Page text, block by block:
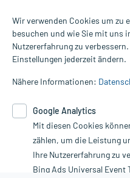
Alle Preise gelten inkl. MwSt.,
Informationen auf dieser
die Untersuchung und
Therapien eingeleitet werden
Google Analytics. Lesen Sie
unserer
nutzen Sie das Formular:
Wir verwenden Cookies um zu
besuchen und wie Sie mit uns
Nutzererfahrung zu
Einstellungen jederzeit ändern.
Nähere Informationen:
Google Analytics
Mit diesen Cookies
zählen, um die Leistung
Ihre Nutzererfahrung zu
Bing Ads Universal Event